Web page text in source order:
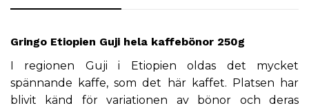
Gringo Etiopien Guji hela kaffebönor 250g
I regionen Guji i Etiopien oldas det mycket
spännande kaffe, som det här kaffet. Platsen har
blivit känd för variationen av bönor och deras